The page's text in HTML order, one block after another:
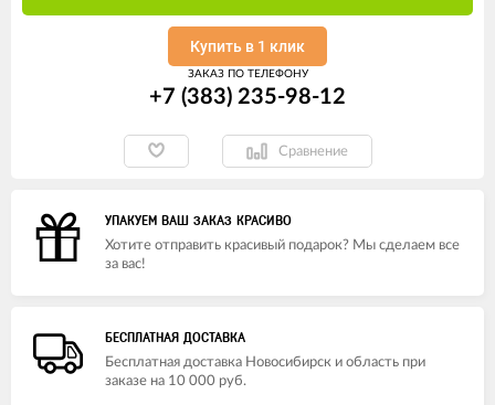
Купить в 1 клик
ЗАКАЗ ПО ТЕЛЕФОНУ
+7 (383) 235-98-12
Сравнение
УПАКУЕМ ВАШ ЗАКАЗ КРАСИВО
Хотите отправить красивый подарок? Мы сделаем все
за вас!
БЕСПЛАТНАЯ ДОСТАВКА
Бесплатная доставка Новосибирск и область при
заказе на 10 000 руб.